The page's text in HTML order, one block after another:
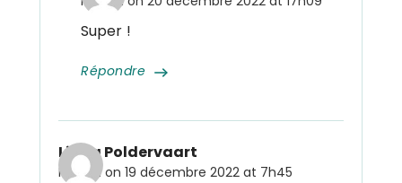
Répondre
Super !
Linda Poldervaart
Posted on 19 décembre 2022 at 7h45